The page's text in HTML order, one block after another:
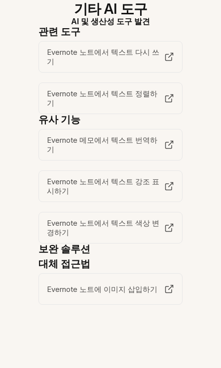
기타 AI 도구
AI 및 생산성 도구 발견
관련 도구
Evernote 노트에서 텍스트 다시 쓰
기
Evernote 노트에서 텍스트 정렬하
기
유사 기능
Evernote 메모에서 텍스트 번역하
기
Evernote 노트에서 텍스트 강조 표
시하기
Evernote 노트에서 텍스트 색상 변
경하기
보완 솔루션
대체 접근법
Evernote 노트에 이미지 삽입하기